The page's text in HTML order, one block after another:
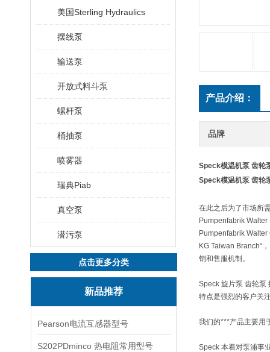
美国Sterling Hydraulics
摆线泵
输送泵
开放式料斗泵
螺杆泵
桶抽泵
喷雾器
瑞典Piab
真空泵
潜污泵
点击更多分类
新品推荐
Pearson电流互感器型号
S202PDminco 热电阻常用型号
产品介绍：
品牌
Speck模温机泵 齿轮
Speck模温机泵 齿轮
在此之后为了市场所
Pumpenfabrik Walter
Pumpenfabrik
KG Taiwan Branch“
销和售服机制。
Speck 旋片泵 齿轮泵
特点是强烈的客户关
我们的***产品主要用
Speck 本着对泵浦事